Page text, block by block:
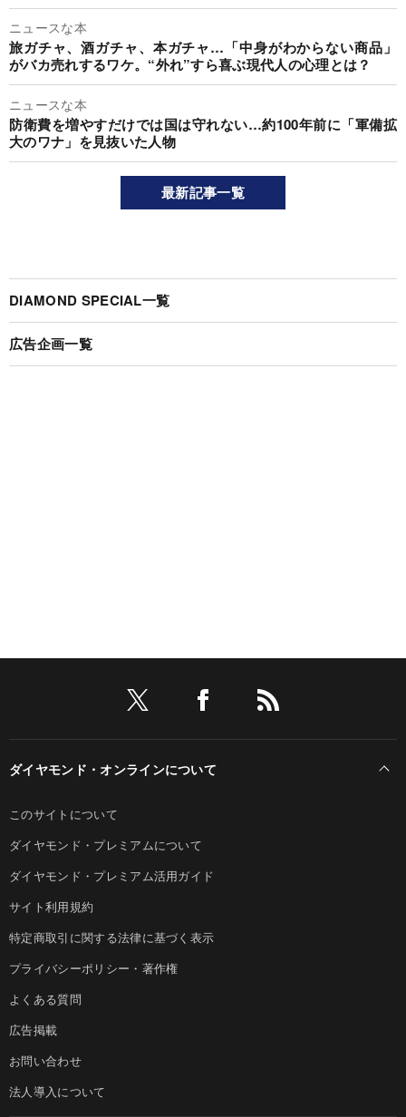
ニュースな本
旅ガチャ、酒ガチャ、本ガチャ…「中身がわからない商品」
がバカ売れするワケ。“外れ”すら喜ぶ現代人の心理とは？
ニュースな本
防衛費を増やすだけでは国は守れない…約100年前に「軍備拡
大のワナ」を見抜いた人物
最新記事一覧
DIAMOND SPECIAL一覧
広告企画一覧
ダイヤモンド・オンラインについて
このサイトについて
ダイヤモンド・プレミアムについて
ダイヤモンド・プレミアム活用ガイド
サイト利用規約
特定商取引に関する法律に基づく表示
プライバシーポリシー・著作権
よくある質問
広告掲載
お問い合わせ
法人導入について